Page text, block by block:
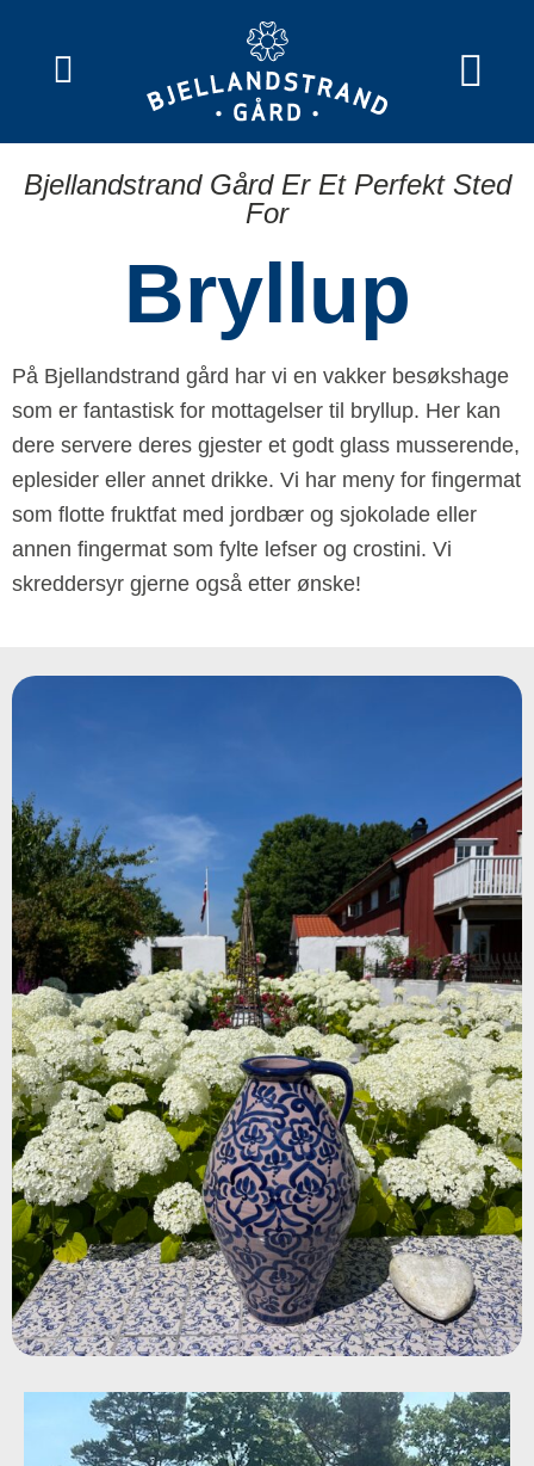
Bjellandstrand Gård Er Et Perfekt Sted
For
Bryllup
På Bjellandstrand gård har vi en vakker besøkshage
som er fantastisk for mottagelser til bryllup. Her kan
dere servere deres gjester et godt glass musserende,
eplesider eller annet drikke. Vi har meny for fingermat
som flotte fruktfat med jordbær og sjokolade eller
annen fingermat som fylte lefser og crostini. Vi
skreddersyr gjerne også etter ønske!